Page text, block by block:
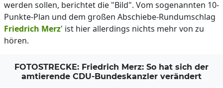
werden sollen, berichtet die "Bild". Vom sogenannten 10-
Punkte-Plan und dem großen Abschiebe-Rundumschlag
Friedrich Merz' ist hier allerdings nichts mehr von zu
hören.
FOTOSTRECKE: Friedrich Merz: So hat sich der
amtierende CDU-Bundeskanzler verändert